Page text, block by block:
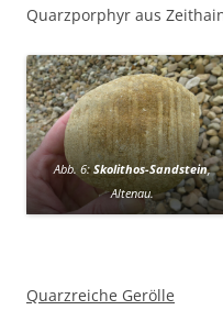
Quarzporphyr aus
Abb. 6:Skolithos-Sandstein,
Altenau.
Quarzreiche Gerölle